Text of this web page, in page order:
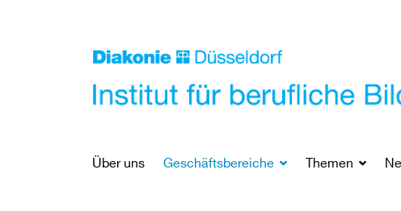
Über uns Geschäftsbereiche Themen